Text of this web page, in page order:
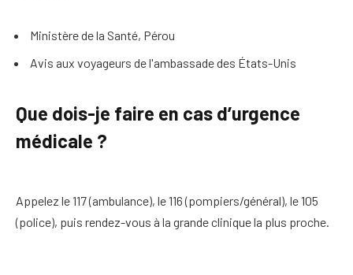
Ministère de la Santé, Pérou
Avis aux voyageurs de l'ambassade des États-Unis
Que dois-je faire en cas d’urgence
médicale ?
Appelez le 117 (ambulance), le 116 (pompiers/général), le 105
(police), puis rendez-vous à la grande clinique la plus proche.